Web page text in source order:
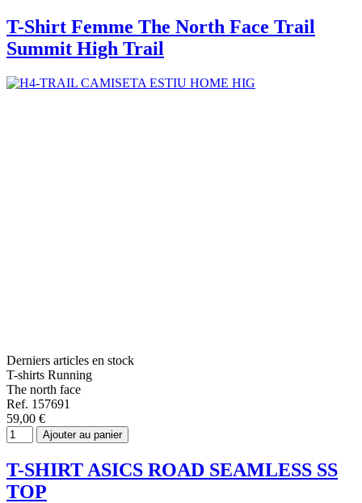
T-Shirt Femme The North Face Trail
Summit High Trail
Derniers articles en stock
T-shirts Running
The north face
Ref. 157691
59,00 €
Ajouter au panier
T-SHIRT ASICS ROAD SEAMLESS SS
TOP